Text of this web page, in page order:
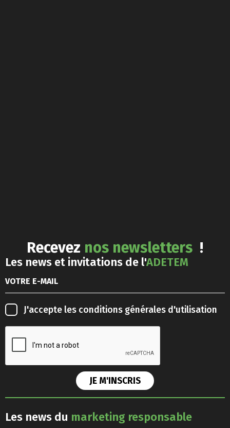
Recevez nos newsletters !
Les news et invitations de l'ADETEM
J'accepte les conditions générales d'utilisation
Les news du marketing responsable